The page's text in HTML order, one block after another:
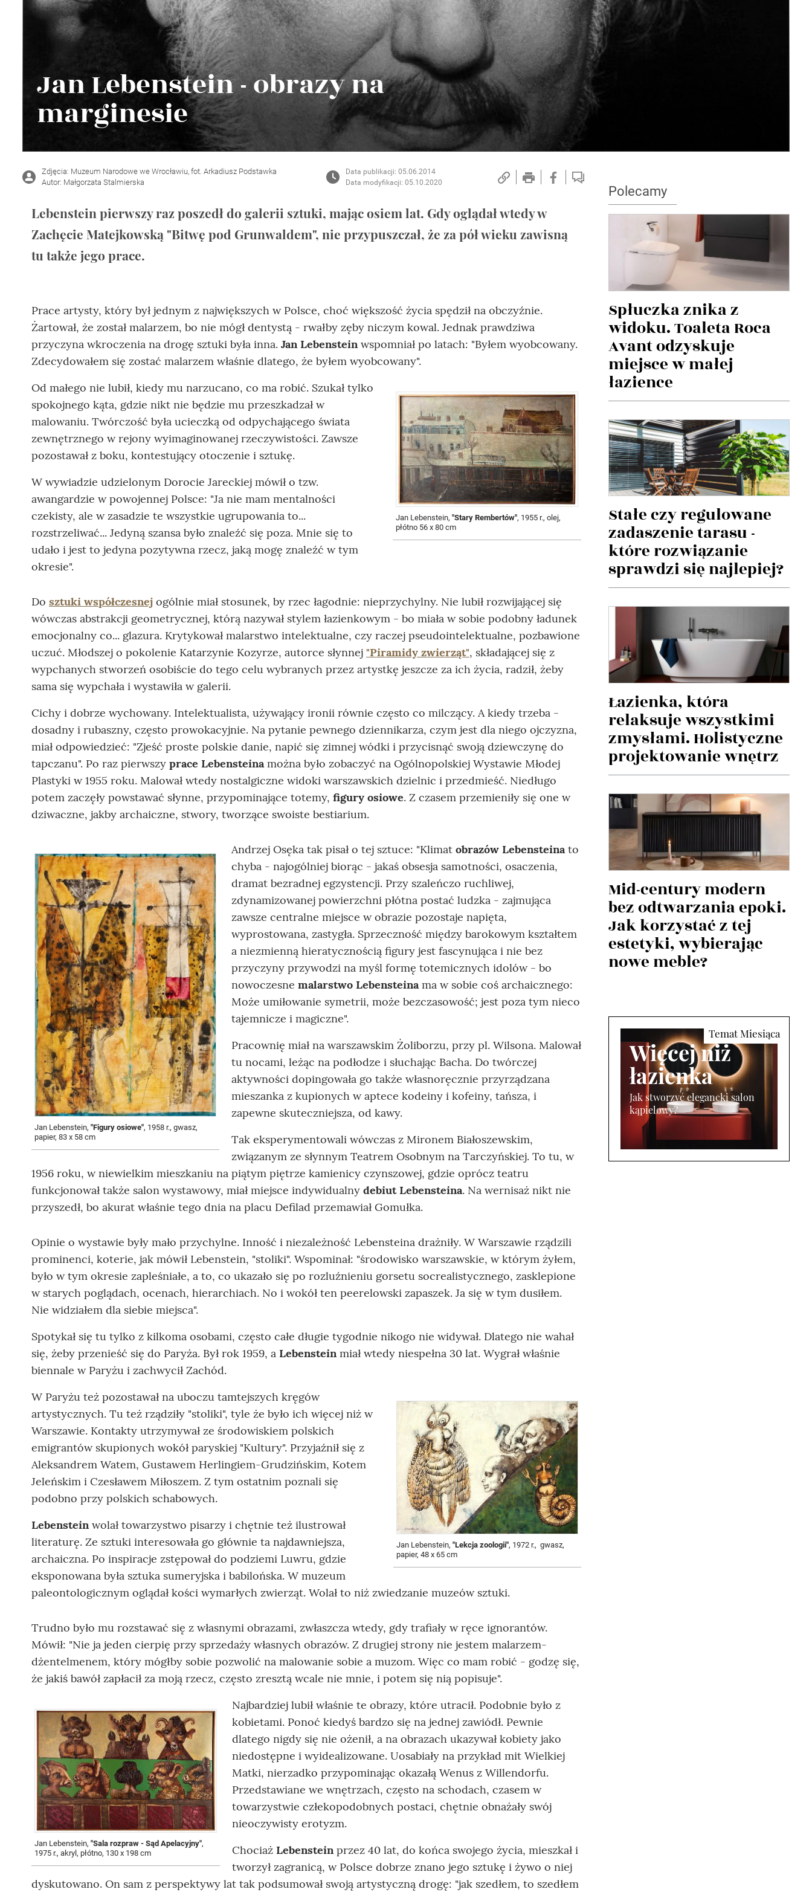
Wellnes
DIY
Jan Lebenstein - obrazy na
marginesie
Zdjęcia: Muzeum Narodowe we Wrocławiu, fot. Arkadiusz Podstawka
Autor: Małgorzata Stalmierska
Data publikacji: 05.06.2014
Data modyfikacji: 05.10.2020
Lebenstein pierwszy raz poszedł do galerii sztuki, mając osiem lat. Gdy oglądał wtedy w
Zachęcie Matejkowską "Bitwę pod Grunwaldem", nie przypuszczał, że za pół wieku zawisną
tu także jego prace.
Prace artysty, który był jednym z największych w Polsce, choć większość życia spędził na obczyźnie.
Żartował, że został malarzem, bo nie mógł dentystą - rwałby zęby niczym kowal. Jednak prawdziwa
przyczyna wkroczenia na drogę sztuki była inna. Jan Lebensteinwspomniał po latach: "Byłem wyobcowany.
Zdecydowałem się zostać malarzem właśnie dlatego, że byłem wyobcowany".
Jan Lebenstein, "Stary Rembertów", 1955 r., olej,
płótno 56 x 80 cm
Od małego nie lubił, kiedy mu narzucano, co ma robić. Szukał tylko
spokojnego kąta, gdzie nikt nie będzie mu przeszkadzał w
malowaniu. Twórczość była ucieczką od odpychającego świata
zewnętrznego w rejony wyimaginowanej rzeczywistości. Zawsze
pozostawał z boku, kontestujący otoczenie i sztukę.
W wywiadzie udzielonym Dorocie Jareckiej mówił o tzw.
awangardzie w powojennej Polsce: "Ja nie mam mentalności
czekisty, ale w zasadzie te wszystkie ugrupowania to...
rozstrzeliwać... Jedyną szansa było znaleźć się poza. Mnie się to
udało i jest to jedyna pozytywna rzecz, jaką mogę znaleźć w tym
okresie".
Do sztuki współczesnej ogólnie miał stosunek, by rzec łagodnie: nieprzychylny. Nie lubił rozwijającej się
wówczas abstrakcji geometrycznej, którą nazywał stylem łazienkowym - bo miała w sobie podobny ładunek
emocjonalny co... glazura. Krytykował malarstwo intelektualne, czy raczej pseudointelektualne, pozbawione
uczuć. Młodszej o pokolenie Katarzynie Kozyrze, autorce słynnej "Piramidy zwierząt", składającej się z
wypchanych stworzeń osobiście do tego celu wybranych przez artystkę jeszcze za ich życia, radził, żeby
sama się wypchała i wystawiła w galerii.
Cichy i dobrze wychowany. Intelektualista, używający ironii równie często co milczący. A kiedy trzeba -
dosadny i rubaszny, często prowokacyjnie. Na pytanie pewnego dziennikarza, czym jest dla niego ojczyzna,
miał odpowiedzieć: "Zjeść proste polskie danie, napić się zimnej wódki i przycisnąć swoją dziewczynę do
tapczanu". Po raz pierwszy prace Lebensteinamożna było zobaczyć na Ogólnopolskiej Wystawie Młodej
Plastyki w 1955 roku. Malował wtedy nostalgiczne widoki warszawskich dzielnic i przedmieść. Niedługo
potem zaczęły powstawać słynne, przypominające totemy, figury osiowe. Z czasem przemieniły się one w
dziwaczne, jakby archaiczne, stwory, tworzące swoiste bestiarium.
Jan Lebenstein, "Figury osiowe", 1958 r., gwasz,
papier, 83 x 58 cm
Andrzej Osęka tak pisał o tej sztuce: "Klimat obrazów Lebensteinato
chyba - najogólniej biorąc - jakaś obsesja samotności, osaczenia,
dramat bezradnej egzystencji. Przy szaleńczo ruchliwej,
zdynamizowanej powierzchni płótna postać ludzka - zajmująca
zawsze centralne miejsce w obrazie pozostaje napięta,
wyprostowana, zastygła. Sprzeczność między barokowym kształtem
a niezmienną hieratycznością figury jest fascynująca i nie bez
przyczyny przywodzi na myśl formę totemicznych idolów - bo
nowoczesne malarstwo Lebensteinama w sobie coś archaicznego:
Może umiłowanie symetrii, może bezczasowość; jest poza tym nieco
tajemnicze i magiczne".
Pracownię miał na warszawskim Żoliborzu, przy pl. Wilsona. Malował
tu nocami, leżąc na podłodze i słuchając Bacha. Do twórczej
aktywności dopingowała go także własnoręcznie przyrządzana
mieszanka z kupionych w aptece kodeiny i kofeiny, tańsza, i
zapewne skuteczniejsza, od kawy.
Tak eksperymentowali wówczas z Mironem Białoszewskim,
związanym ze słynnym Teatrem Osobnym na Tarczyńskiej. To tu, w
1956 roku, w niewielkim mieszkaniu na piątym piętrze kamienicy czynszowej, gdzie oprócz teatru
funkcjonował także salon wystawowy, miał miejsce indywidualny debiut Lebensteina. Na wernisaż nikt nie
przyszedł, bo akurat właśnie tego dnia na placu Defilad przemawiał Gomułka.
Opinie o wystawie były mało przychylne. Inność i niezależność Lebensteina drażniły. W Warszawie rządzili
prominenci, koterie, jak mówił Lebenstein, "stoliki". Wspominał: "środowisko warszawskie, w którym żyłem,
było w tym okresie zapleśniałe, a to, co ukazało się po rozluźnieniu gorsetu socrealistycznego, zasklepione
w starych poglądach, ocenach, hierarchiach. No i wokół ten peerelowski zapaszek. Ja się w tym dusiłem.
Nie widziałem dla siebie miejsca".
Spotykał się tu tylko z kilkoma osobami, często całe długie tygodnie nikogo nie widywał. Dlatego nie wahał
się, żeby przenieść się do Paryża. Był rok 1959, a Lebensteinmiał wtedy niespełna 30 lat. Wygrał właśnie
biennale w Paryżu i zachwycił Zachód.
Jan Lebenstein, "Lekcja zoologii", 1972 r., gwasz,
papier, 48 x 65 cm
W Paryżu też pozostawał na uboczu tamtejszych kręgów
artystycznych. Tu też rządziły "stoliki", tyle że było ich więcej niż w
Warszawie. Kontakty utrzymywał ze środowiskiem polskich
emigrantów skupionych wokół paryskiej "Kultury". Przyjaźnił się z
Aleksandrem Watem, Gustawem Herlingiem-Grudzińskim, Kotem
Jeleńskim i Czesławem Miłoszem. Z tym ostatnim poznali się
podobno przy polskich schabowych.
Lebensteinwolał towarzystwo pisarzy i chętnie też ilustrował
literaturę. Ze sztuki interesowała go głównie ta najdawniejsza,
archaiczna. Po inspiracje zstępował do podziemi Luwru, gdzie
eksponowana była sztuka sumeryjska i babilońska. W muzeum
paleontologicznym oglądał kości wymarłych zwierząt. Wolał to niż zwiedzanie muzeów sztuki.
Trudno było mu rozstawać się z własnymi obrazami, zwłaszcza wtedy, gdy trafiały w ręce ignorantów.
Mówił: "Nie ja jeden cierpię przy sprzedaży własnych obrazów. Z drugiej strony nie jestem malarzem-
dżentelmenem, który mógłby sobie pozwolić na malowanie sobie a muzom. Więc co mam robić - godzę się,
że jakiś bawół zapłacił za moją rzecz, często zresztą wcale nie mnie, i potem się nią popisuje".
Jan Lebenstein, "Sala rozpraw - Sąd Apelacyjny",
1975 r., akryl, płótno, 130 x 198 cm
Najbardziej lubił właśnie te obrazy, które utracił. Podobnie było z
kobietami. Ponoć kiedyś bardzo się na jednej zawiódł. Pewnie
dlatego nigdy się nie ożenił, a na obrazach ukazywał kobiety jako
niedostępne i wyidealizowane. Uosabiały na przykład mit Wielkiej
Matki, nierzadko przypominając okazałą Wenus z Willendorfu.
Przedstawiane we wnętrzach, często na schodach, czasem w
towarzystwie człekopodobnych postaci, chętnie obnażały swój
nieoczywisty erotyzm.
Chociaż Lebensteinprzez 40 lat, do końca swojego życia, mieszkał i
tworzył zagranicą, w Polsce dobrze znano jego sztukę i żywo o niej
dyskutowano. On sam z perspektywy lat tak podsumował swoją artystyczną drogę: "jak szedłem, to szedłem
Polecamy
Spłuczka znika z
widoku. Toaleta Roca
Avant odzyskuje
miejsce w małej
łazience
Stałe czy regulowane
zadaszenie tarasu -
które rozwiązanie
sprawdzi się najlepiej?
Łazienka, która
relaksuje wszystkimi
zmysłami. Holistyczne
projektowanie wnętrz
Mid-century modern
bez odtwarzania epoki.
Jak korzystać z tej
estetyki, wybierając
nowe meble?
Więcej niż
łazienka
Jak stworzyć elegancki salon
kąpielowy?